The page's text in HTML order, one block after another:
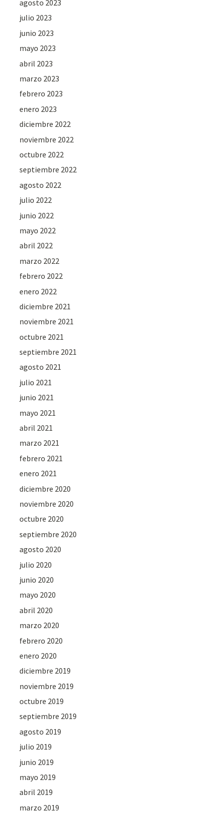
agosto 2023
julio 2023
junio 2023
mayo 2023
abril 2023
marzo 2023
febrero 2023
enero 2023
diciembre 2022
noviembre 2022
octubre 2022
septiembre 2022
agosto 2022
julio 2022
junio 2022
mayo 2022
abril 2022
marzo 2022
febrero 2022
enero 2022
diciembre 2021
noviembre 2021
octubre 2021
septiembre 2021
agosto 2021
julio 2021
junio 2021
mayo 2021
abril 2021
marzo 2021
febrero 2021
enero 2021
diciembre 2020
noviembre 2020
octubre 2020
septiembre 2020
agosto 2020
julio 2020
junio 2020
mayo 2020
abril 2020
marzo 2020
febrero 2020
enero 2020
diciembre 2019
noviembre 2019
octubre 2019
septiembre 2019
agosto 2019
julio 2019
junio 2019
mayo 2019
abril 2019
marzo 2019